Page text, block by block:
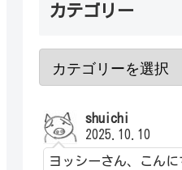
カテゴリー
shuichi
2025.10.10
ヨッシーさん、こんに